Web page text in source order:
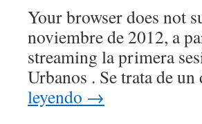
Your browser does not
noviembre de 2012, a
streaming la primera
Urbanos . Se trata de
leyendo →